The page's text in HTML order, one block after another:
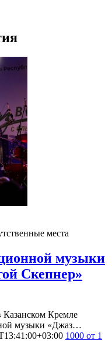
места
музыки
Скепнер»
Казанском Кремле
музыки «Джаз…
1000 от 1